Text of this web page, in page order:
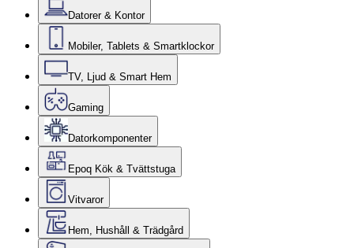
Datorer & Kontor
Mobiler, Tablets & Smartklockor
TV, Ljud & Smart Hem
Gaming
Datorkomponenter
Epoq Kök & Tvättstuga
Vitvaror
Hem, Hushåll & Trädgård